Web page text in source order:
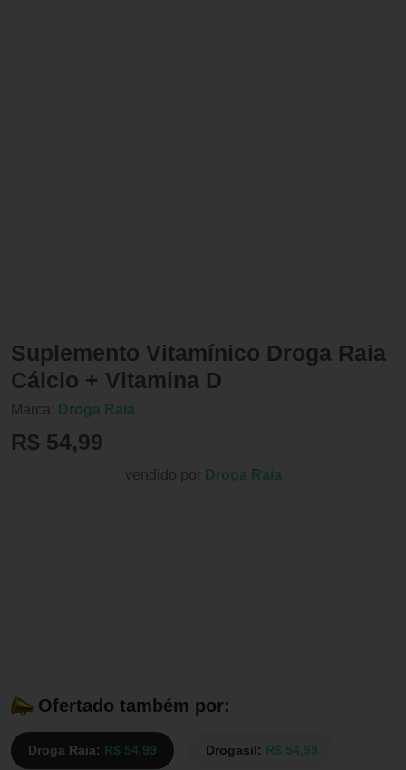
Suplemento Vitamínico Droga Raia
Cálcio + Vitamina D
Marca: Droga Raia
R$ 54,99
vendido por Droga Raia
Ofertado também por:
Droga Raia: R$ 54,99 Drogasil: R$ 54,99